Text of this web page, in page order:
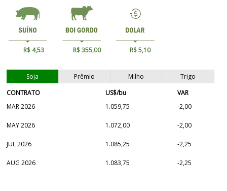
R$ 4,53 R$ 355,00 R$ 5,10
Soja Prêmio Milho
Trigo
CONTRATO
US$/bu
VAR
MAR 2026
1.059,75 -2,00
MAY 2026 1.072,00 -2,00
JUL 2026 1.085,25 -2,25
AUG 2026 1.083,75 -2,25